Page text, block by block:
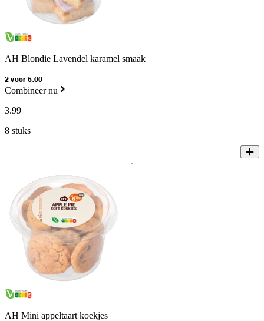
AH Blondie Lavendel karamel smaak
2 voor 6.00
Combineer nu
3.99
8 stuks
AH Mini appeltaart koekjes